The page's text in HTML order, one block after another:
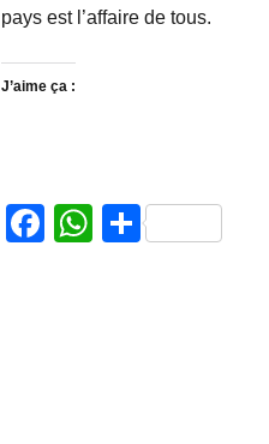
pays est l’affaire de tous.
J’aime ça :
Facebook
WhatsApp
Partager